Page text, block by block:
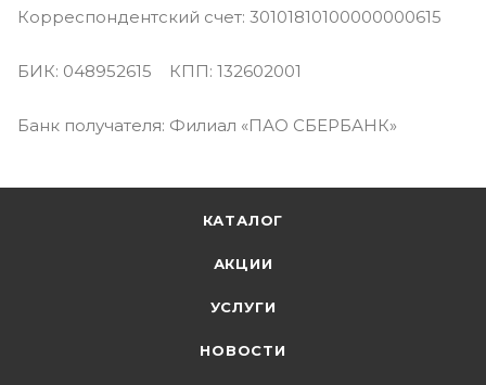
Корреспондентский счет: 30101810100000000615
БИК: 048952615 КПП: 132602001
Банк получателя: Филиал «ПАО СБЕРБАНК»
КАТАЛОГ
АКЦИИ
УСЛУГИ
НОВОСТИ